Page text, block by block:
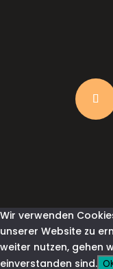
Wir verwenden
unserer Website zu
weiter nutzen, gehen
einverstanden sind.